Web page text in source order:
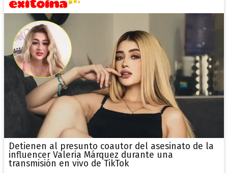
Detienen al presunto coautor del asesinato de la
influencer Valeria Márquez durante una
transmisión en vivo de TikTok